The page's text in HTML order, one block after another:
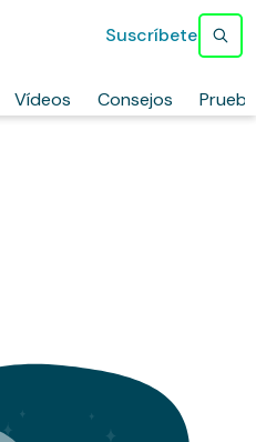
Vídeos Consejos
Suscríbete